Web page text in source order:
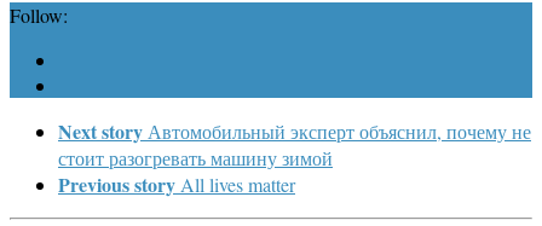
Follow:
Next story Автомобильный эксперт объяснил, почему не
стоит разогревать машину зимой
Previous story All lives matter